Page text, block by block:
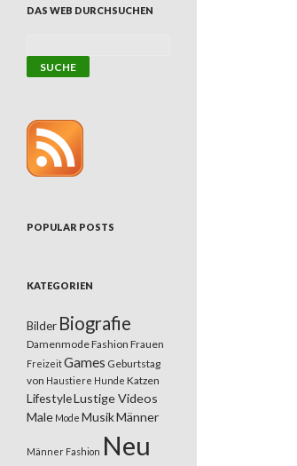
DAS WEB DURCHSUCHEN
POPULAR POSTS
KATEGORIEN
Bilder Biografie
DamenmodeFashion Frauen
FreizeitGames Geburtstag
von Haustiere Hunde Katzen
LifestyleLustige Videos
Male Mode MusikMänner
Männer Fashion Neu